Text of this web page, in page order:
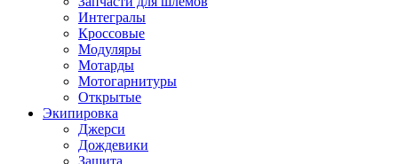
Интегралы
Кроссовые
Модуляры
Мотарды
Мотогарнитуры
Открытые
Экипировка
Джерси
Дождевики
Защита